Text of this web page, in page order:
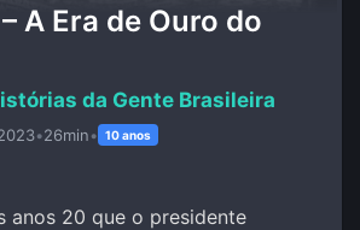
A Era de Ouro do
da Gente Brasileira
•26min• 10 anos
anos 20 que o presidente